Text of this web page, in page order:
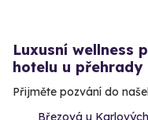
Luxusní wellness
hotelu u přehrady
Přijměte pozvání do
Březová u